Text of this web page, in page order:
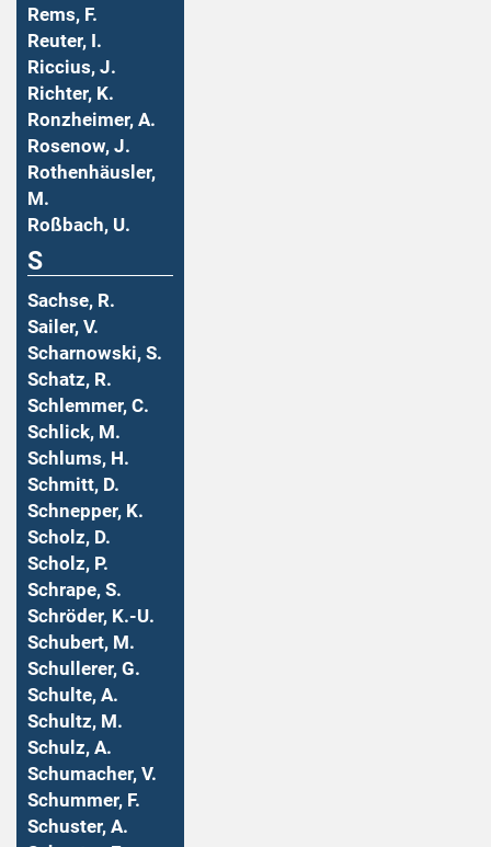
Rems, F.
Reuter, I.
Riccius, J.
Richter, K.
Ronzheimer, A.
Rosenow, J.
Rothenhäusler,
M.
Roßbach, U.
S
Sachse, R.
Sailer, V.
Scharnowski, S.
Schatz, R.
Schlemmer, C.
Schlick, M.
Schlums, H.
Schmitt, D.
Schnepper, K.
Scholz, D.
Scholz, P.
Schrape, S.
Schröder, K.-U.
Schubert, M.
Schullerer, G.
Schulte, A.
Schultz, M.
Schulz, A.
Schumacher, V.
Schummer, F.
Schuster, A.